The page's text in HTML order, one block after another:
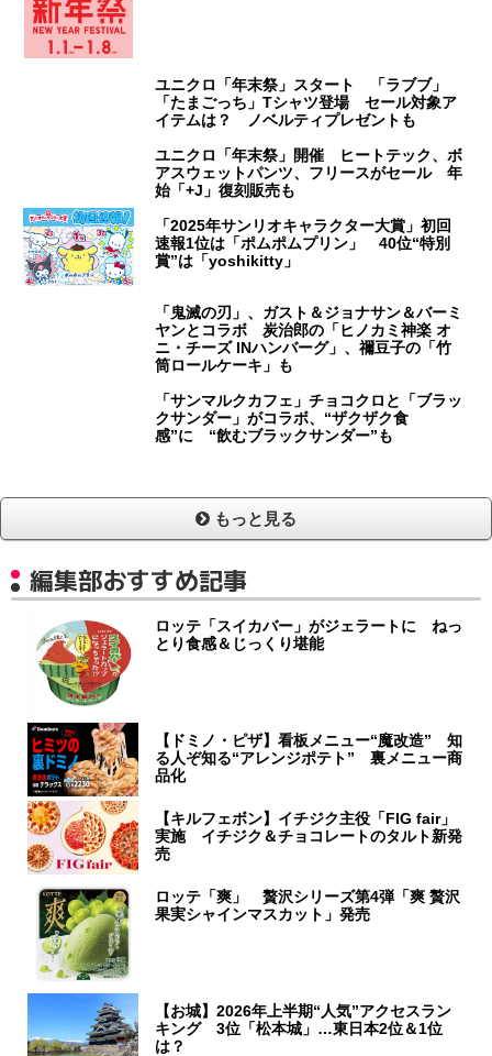
ユニクロ「年末祭」スタート 「ラブブ」
「たまごっち」Tシャツ登場 セール対象ア
イテムは？ ノベルティプレゼントも
ユニクロ「年末祭」開催 ヒートテック、ボ
アスウェットパンツ、フリースがセール 年
始「+J」復刻販売も
「2025年サンリオキャラクター大賞」初回
速報1位は「ポムポムプリン」 40位“特別
賞”は「yoshikitty」
「鬼滅の刃」、ガスト＆ジョナサン＆バーミ
ヤンとコラボ 炭治郎の「ヒノカミ神楽 オ
ニ・チーズ INハンバーグ」、禰豆子の「竹
筒ロールケーキ」も
「サンマルクカフェ」チョコクロと「ブラッ
クサンダー」がコラボ、“ザクザク食
感”に “飲むブラックサンダー”も
もっと見る
編集部おすすめ記事
ロッテ「スイカバー」がジェラートに ねっ
とり食感＆じっくり堪能
【ドミノ・ピザ】看板メニュー“魔改造” 知
る人ぞ知る“アレンジポテト” 裏メニュー商
品化
【キルフェボン】イチジク主役「FIG fair」
実施 イチジク＆チョコレートのタルト新発
売
ロッテ「爽」 贅沢シリーズ第4弾「爽 贅沢
果実シャインマスカット」発売
【お城】2026年上半期“人気”アクセスラン
キング 3位「松本城」…東日本2位＆1位
は？